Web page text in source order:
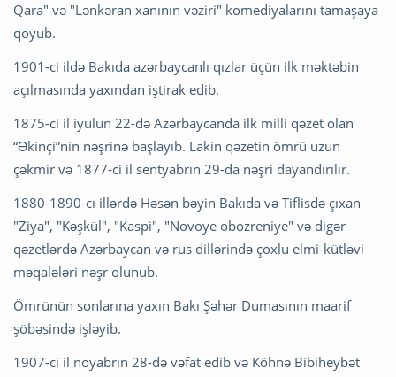
Qara" və "Lənkəran xanının vəziri" komediyalarını tamaşaya
qoyub.
1901-ci ildə Bakıda azərbaycanlı qızlar üçün ilk məktəbin
açılmasında yaxından iştirak edib.
1875-ci il iyulun 22-də Azərbaycanda ilk milli qəzet olan
“Əkinçi”nin nəşrinə başlayıb. Lakin qəzetin ömrü uzun
çəkmir və 1877-ci il sentyabrın 29-da nəşri dayandırılır.
1880-1890-cı illərdə Həsən bəyin Bakıda və Tiflisdə çıxan
"Ziya", "Kəşkül", "Kaspi", "Novoye obozreniye" və digər
qəzetlərdə Azərbaycan və rus dillərində çoxlu elmi-kütləvi
məqalələri nəşr olunub.
Ömrünün sonlarına yaxın Bakı Şəhər Dumasının maarif
şöbəsində işləyib.
1907-ci il noyabrın 28-də vəfat edib və Köhnə Bibiheybət